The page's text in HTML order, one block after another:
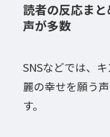
読者の反応ま
声が多数
SNSなどでは、
麗の幸せを願う
す。